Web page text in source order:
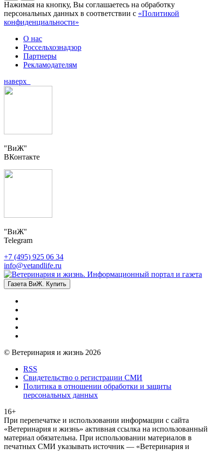
Нажимая на кнопку, Вы соглашаетесь на обработку
персональных данных в соответствии с «Политикой
конфиденциальности»
О нас
Россельхознадзор
Партнеры
Рекламодателям
наверх
"ВиЖ"
ВКонтакте
"ВиЖ"
Telegram
+7 (495) 925 06 34
info@vetandlife.ru
Газета ВиЖ. Купить
© Ветеринария и жизнь 2026
RSS
Свидетельство о регистрации СМИ
Политика в отношении обработки и защиты
персональных данных
16+
При перепечатке и использовании информации с сайта
«Ветеринария и жизнь» активная ссылка на использованный
материал обязательна. При использовании материалов в
печатных СМИ указывать источник — «Ветеринария и